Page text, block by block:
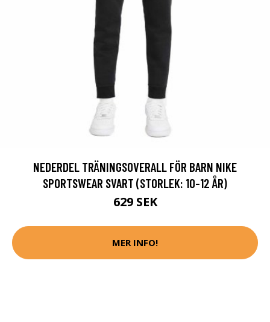
NEDERDEL TRÄNINGSOVERALL FÖR BARN NIKE
SPORTSWEAR SVART (STORLEK: 10-12 ÅR)
629 SEK
MER INFO!